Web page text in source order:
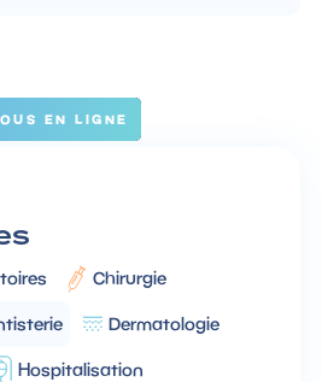
EN LIGNE
Chirurgie
Dermatologie
Hospitalisation